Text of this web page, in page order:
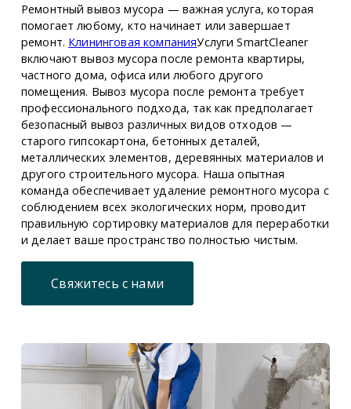
Ремонтный вывоз мусора — важная услуга, которая
помогает любому, кто начинает или завершает
ремонт. Клининговая компанияУслуги SmartCleaner
включают вывоз мусора после ремонта квартиры,
частного дома, офиса или любого другого
помещения. Вывоз мусора после ремонта требует
профессионального подхода, так как предполагает
безопасный вывоз различных видов отходов —
старого гипсокартона, бетонных деталей,
металлических элементов, деревянных материалов и
другого строительного мусора. Наша опытная
команда обеспечивает удаление ремонтного мусора с
соблюдением всех экологических норм, проводит
правильную сортировку материалов для переработки
и делает ваше пространство полностью чистым.
Свяжитесь с нами